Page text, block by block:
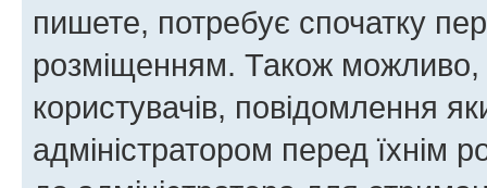
пишете, потребує спочатку
розміщенням. Також можливо,
користувачів, повідомлення
адміністратором перед їхнім